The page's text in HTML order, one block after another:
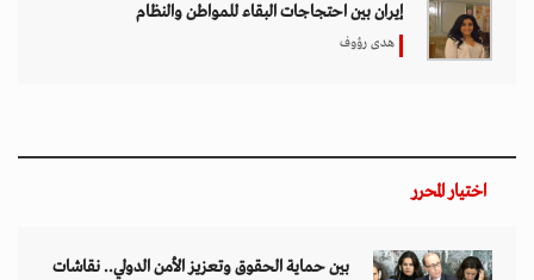
إيران بين احتجاجات البقاء للمواطن والنظام
هدى رؤوف
اختيار المحرر
بين حماية الحقوق وتعزيز الأمن الدولي.. نقاشات